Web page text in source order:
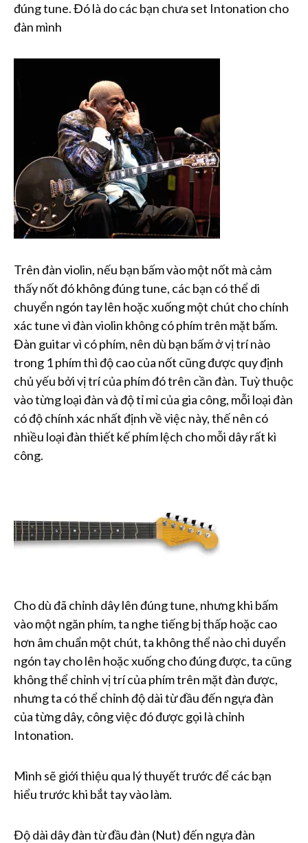
đúng tune. Đó là do các bạn chưa set Intonation cho
đàn mình
Trên đàn violin, nếu bạn bấm vào một nốt mà cảm
thấy nốt đó không đúng tune, các bạn có thể di
chuyển ngón tay lên hoặc xuống một chút cho chính
xác tune vì đàn violin không có phím trên mặt bấm.
Đàn guitar vì có phím, nên dù bạn bấm ở vị trí nào
trong 1 phím thì độ cao của nốt cũng được quy định
chủ yếu bởi vị trí của phím đó trên cần đàn. Tuỳ thuộc
vào từng loại đàn và độ tỉ mỉ của gia công, mỗi loại đàn
có độ chính xác nhất định về việc này, thế nên có
nhiều loại đàn thiết kế phím lệch cho mỗi dây rất kì
công.
Cho dù đã chỉnh dây lên đúng tune, nhưng khi bấm
vào một ngăn phím, ta nghe tiếng bị thấp hoặc cao
hơn âm chuẩn một chút, ta không thể nào chi duyển
ngón tay cho lên hoặc xuống cho đúng được, ta cũng
không thể chỉnh vị trí của phím trên mặt đàn được,
nhưng ta có thể chỉnh độ dài từ đầu đến ngựa đàn
của từng dây, công việc đó được gọi là chỉnh
Intonation.
Mình sẽ giới thiệu qua lý thuyết trước để các bạn
hiểu trước khi bắt tay vào làm.
Độ dài dây đàn từ đầu đàn (Nut) đến ngựa đàn